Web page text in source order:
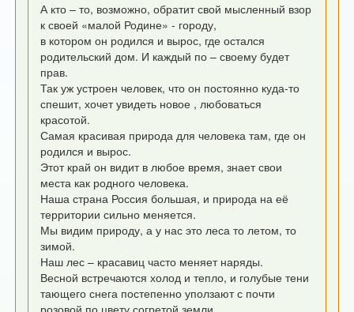
А кто – то, возможно, обратит свой мысленный взор
к своей «малой Родине» - городу,
в котором он родился и вырос, где остался
родительский дом. И каждый по – своему будет
прав.
Так уж устроен человек, что он постоянно куда-то
спешит, хочет увидеть новое , любоваться
красотой.
Самая красивая природа для человека там, где он
родился и вырос.
Этот край он видит в любое время, знает свои
места как родного человека.
Наша страна Россия большая, и природа на её
территории сильно меняется.
Мы видим природу, а у нас это леса то летом, то
зимой.
Наш лес – красавиц часто меняет наряды.
Весной встречаются холод и тепло, и голубые тени
тающего снега постепенно уползают с почти
розовой по цвету согретой земли.